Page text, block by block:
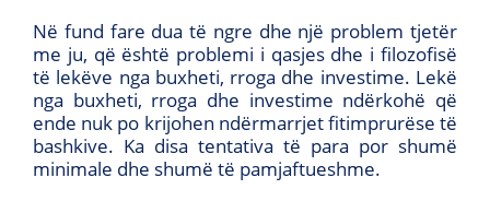
Në fund fare dua të ngre dhe një problem tjetër
me ju, që është problemi i qasjes dhe i filozofisë
të lekëve nga buxheti, rroga dhe investime. Lekë
nga buxheti, rroga dhe investime ndërkohë që
ende nuk po krijohen ndërmarrjet fitimprurëse të
bashkive. Ka disa tentativa të para por shumë
minimale dhe shumë të pamjaftueshme.